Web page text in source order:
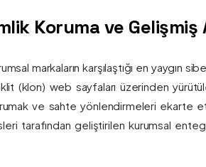
Koruma ve
markaların karşılaştığı en yaygın
(klon) web sayfaları üzerinden
ve sahte yönlendirmeleri
tarafından geliştirilen kurumsal